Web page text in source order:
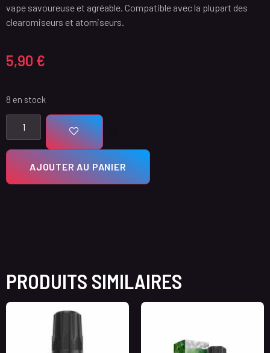
vape savoureuse et agréable. Compatible avec la plupart des
clearomiseurs et atomiseurs.
5,90 €
8 en stock
AJOUTER AU PANIER
PRODUITS SIMILAIRES